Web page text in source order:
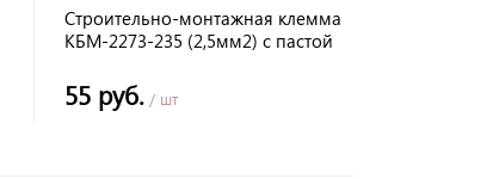
Строительно-монтажная клемма
КБМ-2273-235 (2,5мм2) с пастой
55 руб. / шт